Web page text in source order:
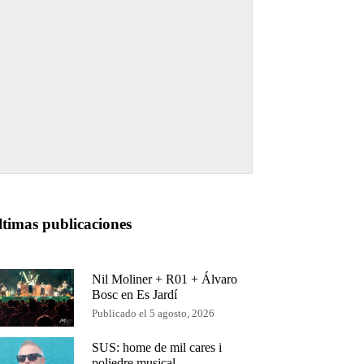
publicaciones
Nil Moliner + R01 + Álvaro
Bosc en Es Jardí
Publicado el 5 agosto, 2026
SUS: home de mil cares i